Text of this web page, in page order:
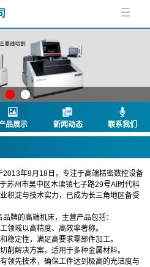
品展示 新闻动态 联系我们
年9月18日，专注于高端精密数控设备
苏州市吴中区木渎镇七子路29号AI时代科
积淀与技术实力，已成为长三角地区备受
牌的高端机床，主营产品包括：
域以高精度、高效率著称。
定性，满足高要求零部件加工。
解决方案，适用于多种金属材料。
领先技术，确保工件达到极高的光洁度与